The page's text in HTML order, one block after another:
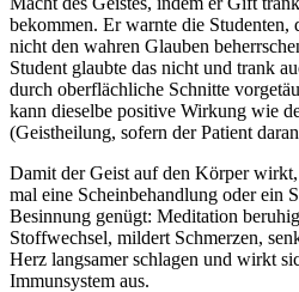
bekommen. Er warnte die Studenten,
nicht den wahren Glauben
Student glaubte das nicht und trank
durch oberflächliche Schnitte
kann dieselbe positive Wirkung wie
(Geistheilung, sofern der Patient
Damit der Geist auf den Körper
mal eine Scheinbehandlung oder ein
Besinnung genügt: Meditation
Stoffwechsel, mildert Schmerzen,
Herz langsamer schlagen und wirkt
Immunsystem aus.